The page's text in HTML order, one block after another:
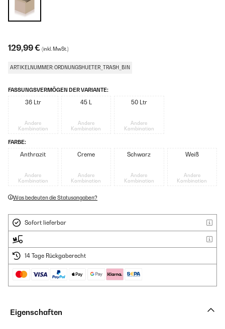
129,99 € (inkl. MwSt.)
ARTIKELNUMMER: ORDNUNGSHUETER_TRASH_BIN
FASSUNGSVERMÖGEN DER VARIANTE:
36 Ltr
Andere
Kombination
45 L
Andere
Kombination
50 Ltr
Andere
Kombination
FARBE:
Anthrazit
Andere
Kombination
Creme
Andere
Kombination
Schwarz
Andere
Kombination
Weiß
Andere
Kombination
Was bedeuten die Statusangaben?
Sofort lieferbar
14 Tage Rückgaberecht
Eigenschaften